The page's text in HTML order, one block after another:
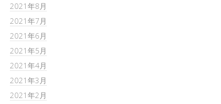
2021年8月
2021年7月
2021年6月
2021年5月
2021年4月
2021年3月
2021年2月